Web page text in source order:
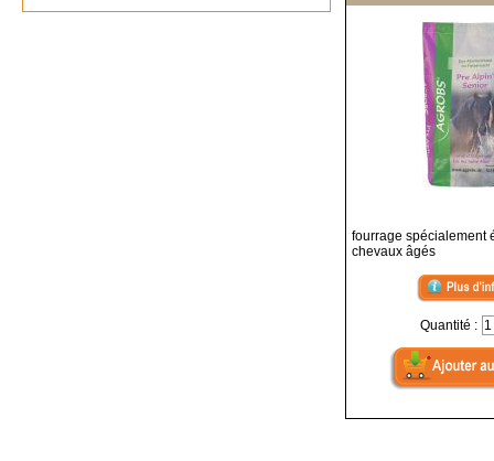
fourrage spécialement
chevaux âgés
Quantité :